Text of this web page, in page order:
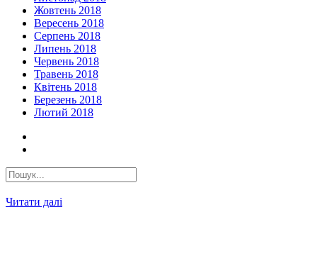
Жовтень 2018
Вересень 2018
Серпень 2018
Липень 2018
Червень 2018
Травень 2018
Квітень 2018
Березень 2018
Лютий 2018
Читати далі